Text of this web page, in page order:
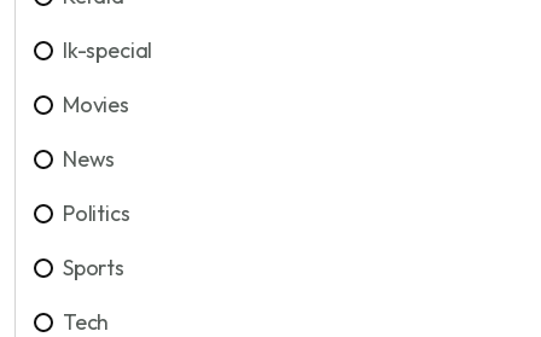
lk-special
Movies
News
Politics
Sports
Tech